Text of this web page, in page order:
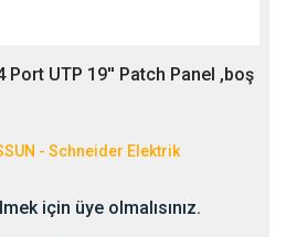
Port UTP 19'' Patch Panel ,boş
- Schneider Elektrik
için üye olmalısınız.